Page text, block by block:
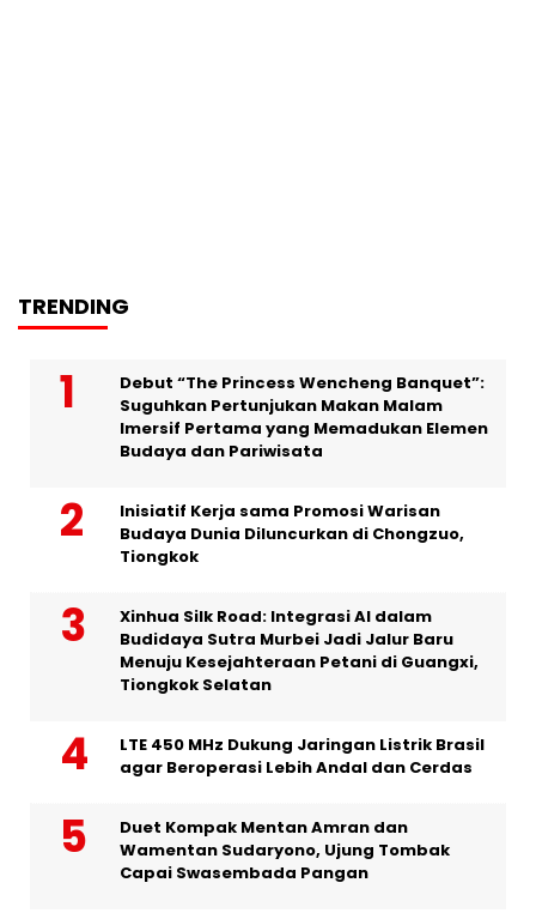
TRENDING
Debut “The Princess Wencheng Banquet”:
Suguhkan Pertunjukan Makan Malam
Imersif Pertama yang Memadukan Elemen
Budaya dan Pariwisata
Inisiatif Kerja sama Promosi Warisan
Budaya Dunia Diluncurkan di Chongzuo,
Tiongkok
Xinhua Silk Road: Integrasi AI dalam
Budidaya Sutra Murbei Jadi Jalur Baru
Menuju Kesejahteraan Petani di Guangxi,
Tiongkok Selatan
LTE 450 MHz Dukung Jaringan Listrik Brasil
agar Beroperasi Lebih Andal dan Cerdas
Duet Kompak Mentan Amran dan
Wamentan Sudaryono, Ujung Tombak
Capai Swasembada Pangan